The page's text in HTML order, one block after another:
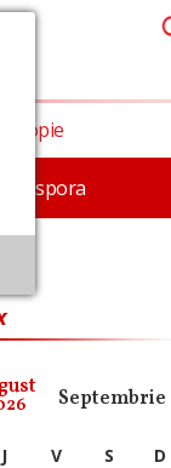
Diaspora
Septembrie
J V S
D